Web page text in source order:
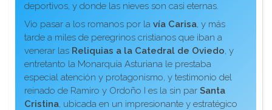
deportivos, y donde las nieves son casi eternas.
Vio pasar a los romanos por la vía Carisa , y más
tarde a miles de peregrinos cristianos que iban a
venerar las Reliquias a la Catedral de Oviedo , y
entretanto la Monarquía Asturiana le prestaba
especial atención y protagonismo, y testimonio del
reinado de Ramiro y Ordoño I es la sin par Santa
Cristina , ubicada en un impresionante y estratégico